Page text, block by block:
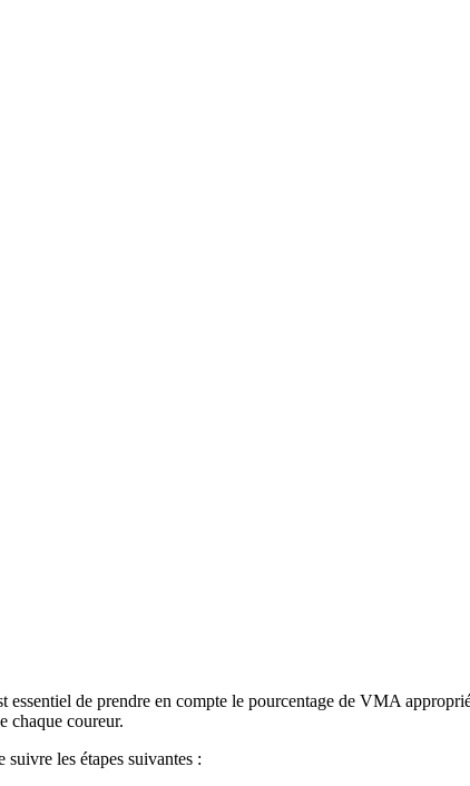
de prendre en compte le pourcentage de VMA
chaque coureur.
les étapes suivantes :